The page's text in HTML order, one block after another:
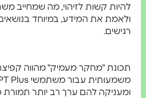
קשות לזיהוי, מה שמחייב
את המידע, במיוחד בנושאים
.
"מחקר מעמיק" מהווה קפיצת
להם ערך רב יותר תמורת מחיר